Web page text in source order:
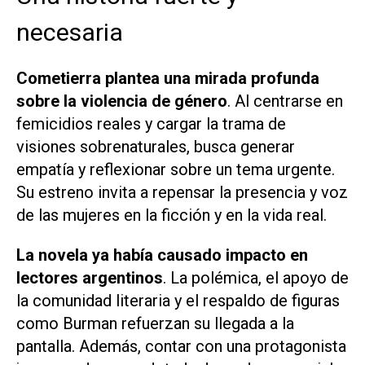
necesaria
Cometierra plantea una mirada profunda
sobre la violencia de género. Al centrarse en
femicidios reales y cargar la trama de
visiones sobrenaturales, busca generar
empatía y reflexionar sobre un tema urgente.
Su estreno invita a repensar la presencia y voz
de las mujeres en la ficción y en la vida real.
La novela ya había causado impacto en
lectores argentinos. La polémica, el apoyo de
la comunidad literaria y el respaldo de figuras
como Burman refuerzan su llegada a la
pantalla. Además, contar con una protagonista